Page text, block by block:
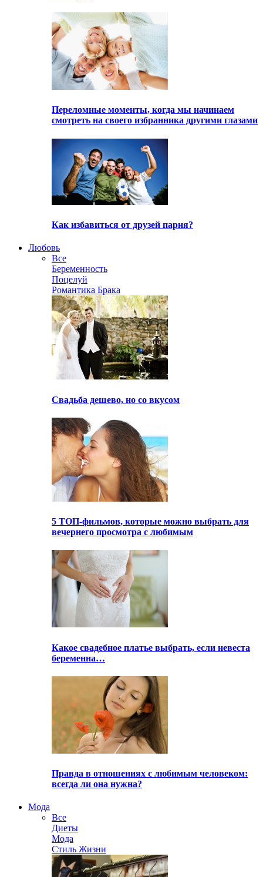
Переломные моменты, когда мы начинаем
смотреть на своего избранника другими глазами
Как избавиться от друзей парня?
Любовь
Все
Беременность
Поцелуй
Романтика Брака
Свадьба дешево, но со вкусом
5 ТОП-фильмов, которые можно выбрать для
вечернего просмотра с любимым
Какое свадебное платье выбрать, если невеста
беременна…
Правда в отношениях с любимым человеком:
всегда ли она нужна?
Мода
Все
Диеты
Мода
Стиль Жизни